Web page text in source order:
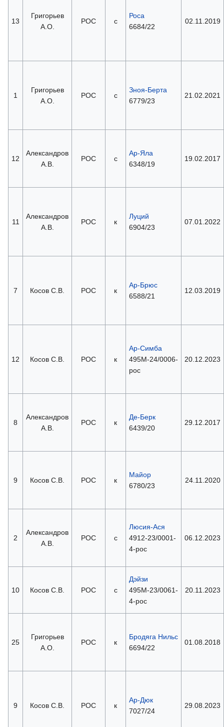
13
Григорьев
А.О.
РОС с
Роса
6684/22
02.11.2019
1
Григорьев
А.О.
РОС с
Зноя-Берта
6779/23
21.02.2021
12
Александров
А.В.
РОС с
Ар-Яла
6348/19
19.02.2017
11
Александров
А.В.
РОС к
Луций
6904/23
07.01.2022
7 Косов С.В. РОС к
Ар-Брюс
6588/21
12.03.2019
12 Косов С.В. РОС к
Ар-Симба
495М-24/0006-
рос
20.12.2023
8
Александров
А.В.
РОС к
Де-Берк
6439/20
29.12.2017
9 Косов С.В. РОС к
Майор
6780/23
24.11.2020
2
Александров
А.В.
РОС с
Люсия-Ася
4912-23/0001-
4-рос
06.12.2023
10 Косов С.В. РОС с
Дэйзи
495М-23/0061-
4-рос
20.11.2023
25
Григорьев
А.О.
РОС к
Бродяга Нильс
6694/22
01.08.2018
9 Косов С.В. РОС к
Ар-Дюк
7027/24
29.08.2023